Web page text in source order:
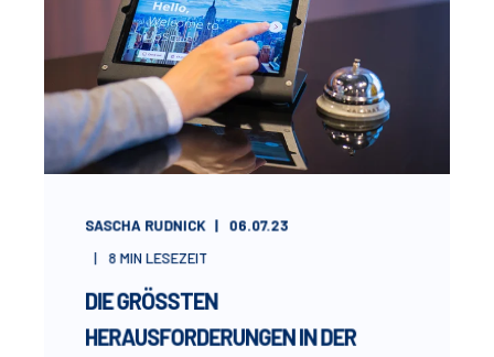
SASCHA RUDNICK
06.07.23
8 MIN LESEZEIT
DIE GRÖSSTEN H
ERAUSFORDERUNGEN IN DER H